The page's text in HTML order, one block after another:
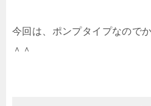
今回は、ポンプタイプなので
＾＾